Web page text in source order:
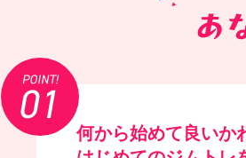
何から始めて良いか